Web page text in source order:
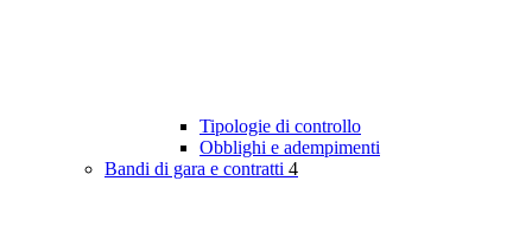
Tipologie di controllo
Obblighi e adempimenti
Bandi di gara e contratti 4